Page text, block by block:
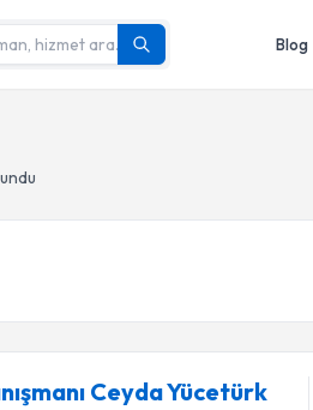
Blog
Ceyda Yücetürk